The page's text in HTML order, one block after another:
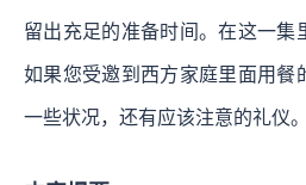
留出充足的准备时间。在这一集
如果您受邀到西方家庭里面用餐
一些状况，还有应该注意的礼仪。